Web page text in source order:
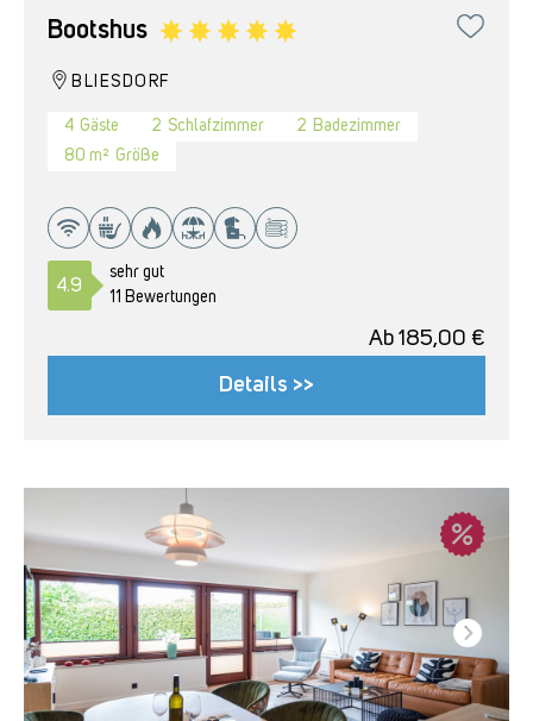
Bootshus
BLIESDORF
4 Gäste 2 Schlafzimmer 2 Badezimmer
80 m² Größe
4.9
sehr gut
11 Bewertungen
Ab 185,00 €
Details >>